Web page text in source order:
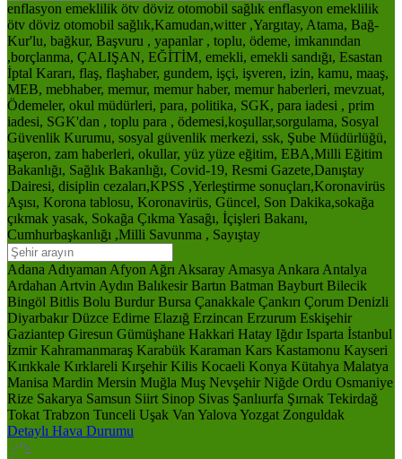
enflasyon emeklilik ötv döviz otomobil sağlık enflasyon emeklilik
ötv döviz otomobil sağlık,Kamudan,witter ,Yargıtay, Atama, Bağ-
Kur'lu, bağkur, Başvuru , yapanlar , toplu, ödeme, imkanından
,borçlanma, ÇALIŞAN, EĞİTİM, emekli, emekli sandığı, Esastan
İptal Kararı, flaş, flaşhaber, gundem, işçi, işveren, izin, kamu, maaş,
MEB, mebhaber, memur, memur haber, memur haberleri, mevzuat,
Ödemeler, okul müdürleri, para, politika, SGK, para iadesi , prim
iadesi, SGK'dan , toplu para , ödemesi,koşullar,sorgulama, Sosyal
Güvenlik Kurumu, sosyal güvenlik merkezi, ssk, Şube Müdürlüğü,
taşeron, zam haberleri, okullar, yüz yüze eğitim, EBA,Milli Eğitim
Bakanlığı, Sağlık Bakanlığı, Covid-19, Resmi Gazete,Danıştay
,Dairesi, disiplin cezaları,KPSS ,Yerleştirme sonuçları,Koronavirüs
Aşısı, Korona tablosu, Koronavirüs, Güncel, Son Dakika,sokağa
çıkmak yasak, Sokağa Çıkma Yasağı, İçişleri Bakanı,
Cumhurbaşkanlığı ,Milli Savunma , Sayıştay
Adana Adıyaman Afyon Ağrı Aksaray Amasya Ankara Antalya
Ardahan Artvin Aydın Balıkesir Bartın Batman Bayburt Bilecik
Bingöl Bitlis Bolu Burdur Bursa Çanakkale Çankırı Çorum Denizli
Diyarbakır Düzce Edirne Elazığ Erzincan Erzurum Eskişehir
Gaziantep Giresun Gümüşhane Hakkari Hatay Iğdır Isparta İstanbul
İzmir Kahramanmaraş Karabük Karaman Kars Kastamonu Kayseri
Kırıkkale Kırklareli Kırşehir Kilis Kocaeli Konya Kütahya Malatya
Manisa Mardin Mersin Muğla Muş Nevşehir Niğde Ordu Osmaniye
Rize Sakarya Samsun Siirt Sinop Sivas Şanlıurfa Şırnak Tekirdağ
Tokat Trabzon Tunceli Uşak Van Yalova Yozgat Zonguldak
Detaylı Hava Durumu